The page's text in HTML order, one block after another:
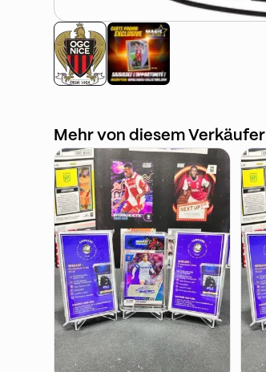
Mehr von diesem Verkäufer